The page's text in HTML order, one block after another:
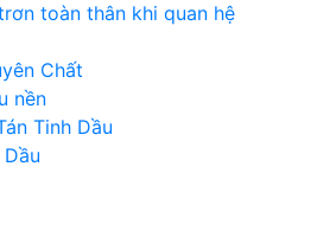
toàn thân khi quan hệ
Chất
nền
Tinh Dầu